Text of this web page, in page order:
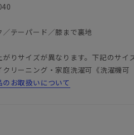
／テーパード／膝まで裏地
りサイズが異なります。下記のサイ
クリーニング・家庭洗濯可《洗濯機可
お取扱いについて